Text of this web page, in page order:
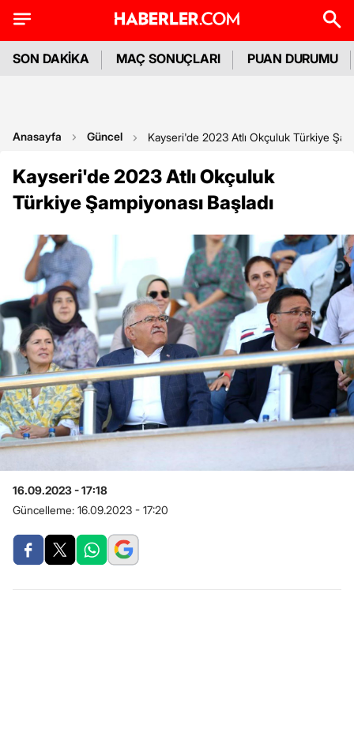
SON DAKİKA MAÇ SONUÇLARI PUAN DURUMU
Anasayfa Güncel Kayseri'de 2023 Atlı Okçuluk Türkiye
Kayseri'de 2023 Atlı Okçuluk
Türkiye Şampiyonası Başladı
16.09.2023 - 17:18
Güncelleme: 16.09.2023 - 17:20